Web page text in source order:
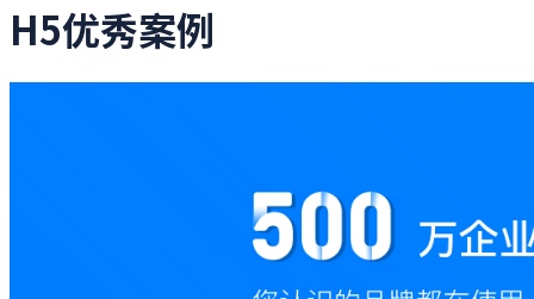
H5优秀案例